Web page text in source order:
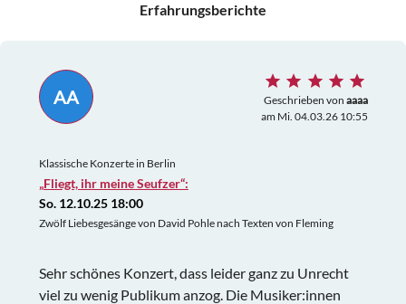
Erfahrungsberichte
AA Geschrieben von aaaa
am Mi. 04.03.26 10:55
Klassische Konzerte in Berlin
„Fliegt, ihr meine Seufzer“:
So. 12.10.25 18:00
Zwölf Liebesgesänge von David Pohle nach Texten von Fleming
Sehr schönes Konzert, dass leider ganz zu Unrecht
viel zu wenig Publikum anzog. Die Musiker:innen